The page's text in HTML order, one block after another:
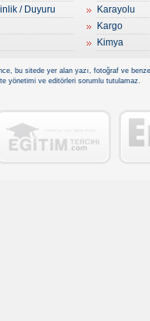
/ Duyuru
Karayolu
Kargo
Kimya
bu sitede yer alan yazı, fotoğraf ve
yönetimi ve editörleri sorumlu tutulamaz.